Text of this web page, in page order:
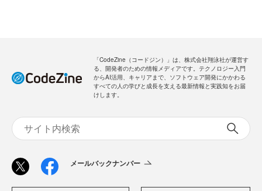
「CodeZine（コードジン）」は、株式会社翔泳社が運営す
る、開発者のための情報メディアです。テクノロジー入門
からAI活用、キャリアまで、ソフトウェア開発にかかわる
すべての人の学びと成長を支える最新情報と実践知をお届
けします。
メールバックナンバー